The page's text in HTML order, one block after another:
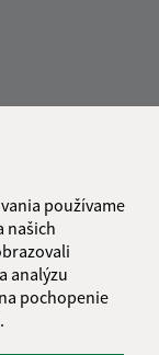
používame
našich
analýzu
pochopenie